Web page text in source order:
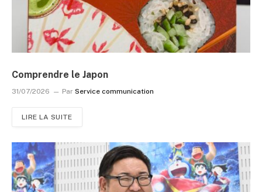
Comprendre le Japon
31/07/2026 Par Service communication
LIRE LA SUITE